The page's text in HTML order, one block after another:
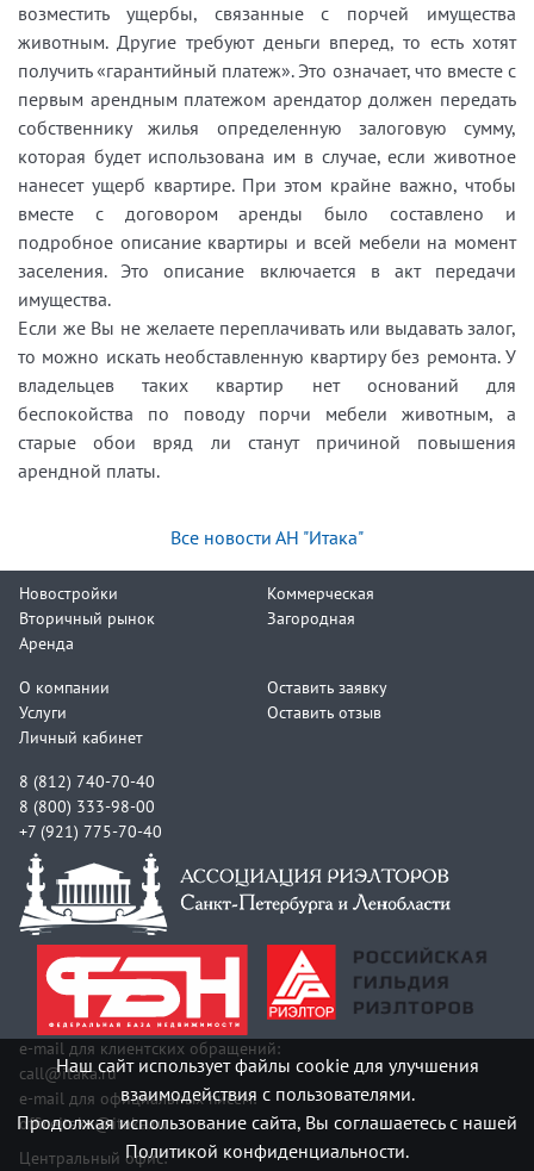
возместить ущербы, связанные с порчей имущества
животным. Другие требуют деньги вперед, то есть хотят
получить «гарантийный платеж». Это означает, что вместе с
первым арендным платежом арендатор должен передать
собственнику жилья определенную залоговую сумму,
которая будет использована им в случае, если животное
нанесет ущерб квартире. При этом крайне важно, чтобы
вместе с договором аренды было составлено и
подробное описание квартиры и всей мебели на момент
заселения. Это описание включается в акт передачи
имущества.
Если же Вы не желаете переплачивать или выдавать залог,
то можно искать необставленную квартиру без ремонта. У
владельцев таких квартир нет оснований для
беспокойства по поводу порчи мебели животным, а
старые обои вряд ли станут причиной повышения
арендной платы.
Все новости АН "Итака"
Новостройки
Вторичный рынок
Аренда
Коммерческая
Загородная
О компании
Услуги
Личный кабинет
Оставить заявку
Оставить отзыв
8 (812) 740-70-40
8 (800) 333-98-00
+7 (921) 775-70-40
e-mail для клиентских обращений:
call@itaka.ru
e-mail для официальных писем:
officeitaka@itaka.ru
Центральный офис:
Наш сайт использует файлы cookie для улучшения
взаимодействия с пользователями.
Продолжая использование сайта, Вы соглашаетесь с нашей
Политикой конфиденциальности.